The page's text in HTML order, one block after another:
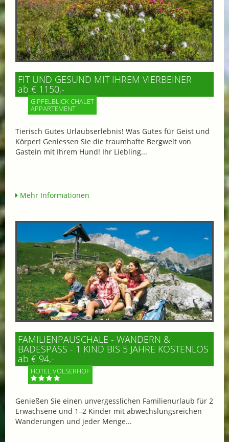
FIT UND GESUND MIT IHREM VIERBEINER
ab € 1150,-
GIPFELBLICK CHALET
APPARTEMENT
Tierisch Gutes Urlaubserlebnis! Was Gutes für Geist und
Körper! Geniessen Sie die traumhafte Bergwelt von
Gastein mit Ihrem Hund! Ihr Liebling...
Mehr Informationen
FAMILIENPAUSCHALE - WANDERN &
BADESPASS - 1 KIND BIS 5 JAHRE KOSTENLOS
ab € 94,-
HOTEL VÖLSERHOF
Genießen Sie einen unvergesslichen Familienurlaub für 2
Erwachsene und 1–2 Kinder mit abwechslungsreichen
Wanderungen und jeder Menge...